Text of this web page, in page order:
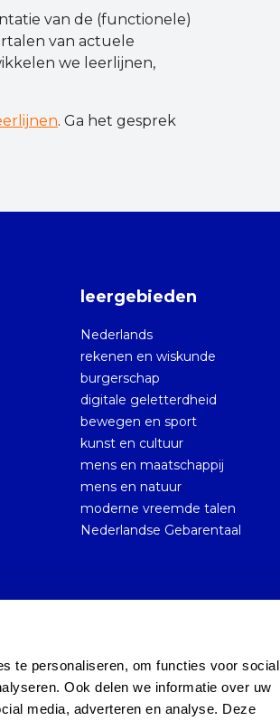
te personaliseren, om functies voor social
Ook delen we informatie over uw
media, adverteren en analyse. Deze
van de (functionele)
van actuele
we leerlijnen,
. Ga het gesprek
leergebieden
Nederlands
rekenen en wiskunde
burgerschap
digitale geletterdheid
bewegen en sport
kunst en cultuur
mens en maatschappij
mens en natuur
moderne vreemde talen
Nederlandse Gebarentaal
en privacy